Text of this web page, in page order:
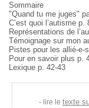
Sommaire
"Quand tu me juges"
C’est quoi l’autisme p.
Représentations de
Témoignage sur mon
Pistes pour les allié-e-
Pour en savoir plus p.
Lexique p. 42-43
lire le texte